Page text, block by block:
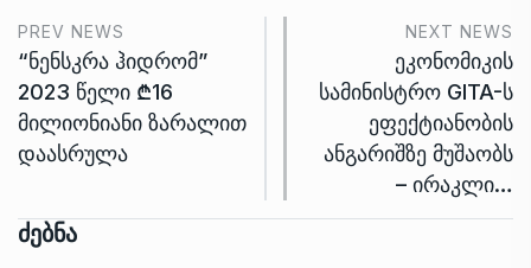
PREV NEWS
“ნენსკრა ჰიდრომ”
2023 წელი ₾16
მილიონიანი ზარალით
დაასრულა
NEXT NEWS
ეკონომიკის
სამინისტრო GITA-ს
ეფექტიანობის
ანგარიშზე მუშაობს
– ირაკლი…
Ძებნა